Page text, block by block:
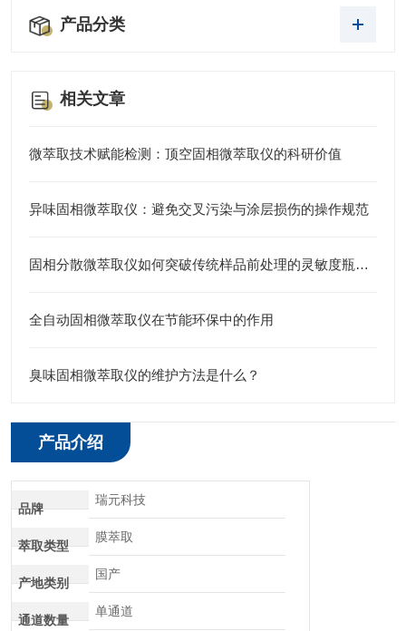
产品分类
相关文章
微萃取技术赋能检测：顶空固相微萃取仪的科研价值
异味固相微萃取仪：避免交叉污染与涂层损伤的操作规范
固相分散微萃取仪如何突破传统样品前处理的灵敏度瓶颈？
全自动固相微萃取仪在节能环保中的作用
臭味固相微萃取仪的维护方法是什么？
产品介绍
品牌
瑞元科技
萃取类型
膜萃取
产地类别
国产
通道数量
单通道